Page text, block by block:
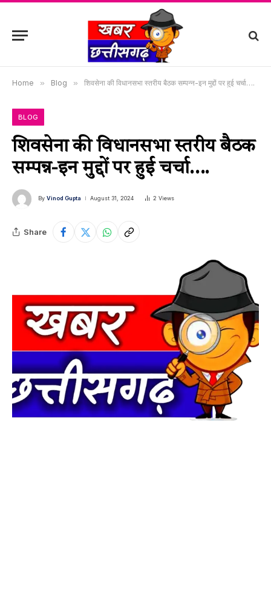
Home » Blog » शिवसेना की विधानसभा स्तरीय बैठक सम्पन्न-इन मुद्दों पर हुई चर्चा….
BLOG
शिवसेना की विधानसभा स्तरीय बैठक
सम्पन्न-इन मुद्दों पर हुई चर्चा….
By Vinod Gupta August 31, 2024 2 Views
Share